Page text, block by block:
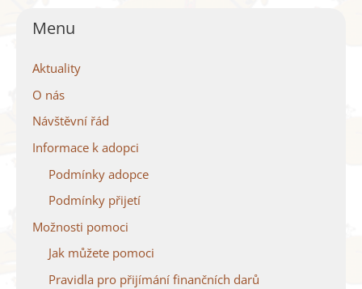
Menu
Aktuality
O nás
Návštěvní řád
Informace k adopci
Podmínky adopce
Podmínky přijetí
Možnosti pomoci
Jak můžete pomoci
Pravidla pro přijímání finančních darů